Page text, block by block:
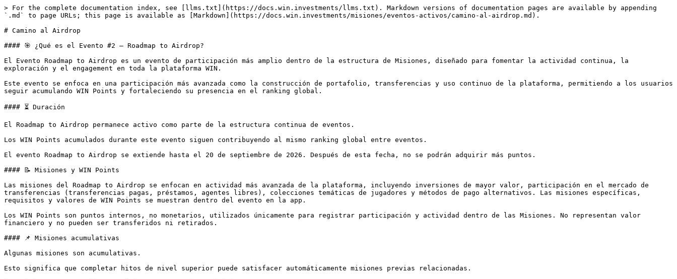
> For the complete documentation index, see [llms.txt](https://docs.win.investments/llms.txt). Markdown versions of documentation pages are available by appending
`.md` to page URLs; this page is available as [Markdown](https://docs.win.investments/misiones/eventos-activos/camino-al-airdrop.md).
# Camino al Airdrop
#### 🎯 ¿Qué es el Evento #2 — Roadmap to Airdrop?
El Evento Roadmap to Airdrop es un evento de participación más amplio dentro de la estructura de Misiones, diseñado para fomentar la actividad continua, la
exploración y el engagement en toda la plataforma WIN.
Este evento se enfoca en una participación más avanzada como la construcción de portafolio, transferencias y uso continuo de la plataforma, permitiendo a los usuarios
seguir acumulando WIN Points y fortaleciendo su presencia en el ranking global.
#### ⏳ Duración
El Roadmap to Airdrop permanece activo como parte de la estructura continua de eventos.
Los WIN Points acumulados durante este evento siguen contribuyendo al mismo ranking global entre eventos.
El evento Roadmap to Airdrop se extiende hasta el 20 de septiembre de 2026. Después de esta fecha, no se podrán adquirir más puntos.
#### 📝 Misiones y WIN Points
Las misiones del Roadmap to Airdrop se enfocan en actividad más avanzada de la plataforma, incluyendo inversiones de mayor valor, participación en el mercado de
transferencias (transferencias pagas, préstamos, agentes libres), colecciones temáticas de jugadores y métodos de pago alternativos. Las misiones específicas,
requisitos y valores de WIN Points se muestran dentro del evento en la app.
Los WIN Points son puntos internos, no monetarios, utilizados únicamente para registrar participación y actividad dentro de las Misiones. No representan valor
financiero y no pueden ser transferidos ni retirados.
#### 📌 Misiones acumulativas
Algunas misiones son acumulativas.
Esto significa que completar hitos de nivel superior puede satisfacer automáticamente misiones previas relacionadas.